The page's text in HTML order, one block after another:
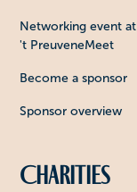
Networking event at
't PreuveneMeet
Become a sponsor
Sponsor overview
Charities